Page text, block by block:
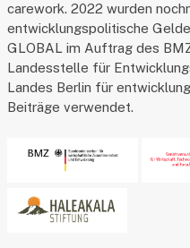
carework. 2022 wurden
entwicklungspolitische
GLOBAL im Auftrag des
Landesstelle für
Landes Berlin für
Beiträge verwendet.